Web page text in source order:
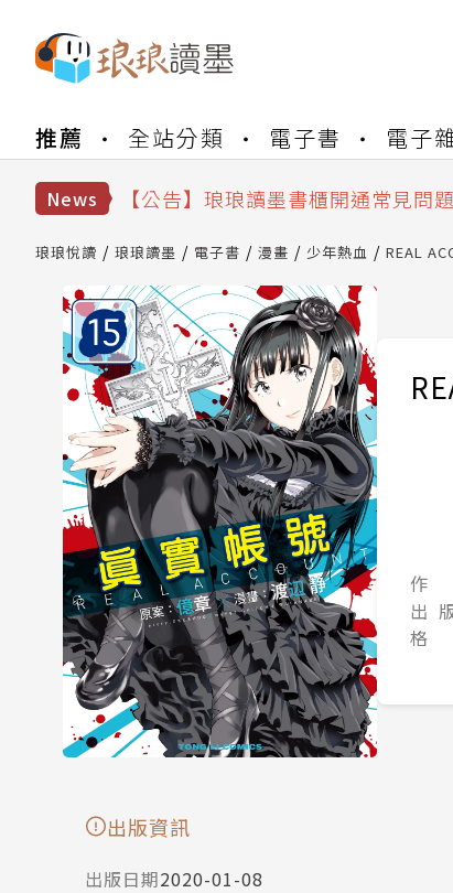
推薦 全站分類 電子書 電子
News
【公告】琅琅讀墨數位閱讀資產合
【公告】琅琅讀墨 3 分鐘完成書櫃
【公告】琅琅讀墨數位閱讀資產合
琅琅悅讀 琅琅讀墨 電子書 漫畫 少年熱血 REAL
作
出
格
出版資訊
出版日期2020-01-08